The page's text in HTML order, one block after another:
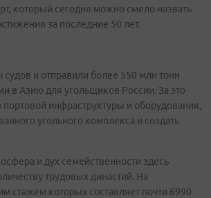
который сегодня можно смело назвать
за последние 50 лет.
и отправили более 550 млн тонн
в Азию для угольщиков России. За это
инфраструктуры и оборудования,
угольного комплекса и создать
и дух семейственности здесь
трудовых династий. На
стажем которых составляет почти 6990